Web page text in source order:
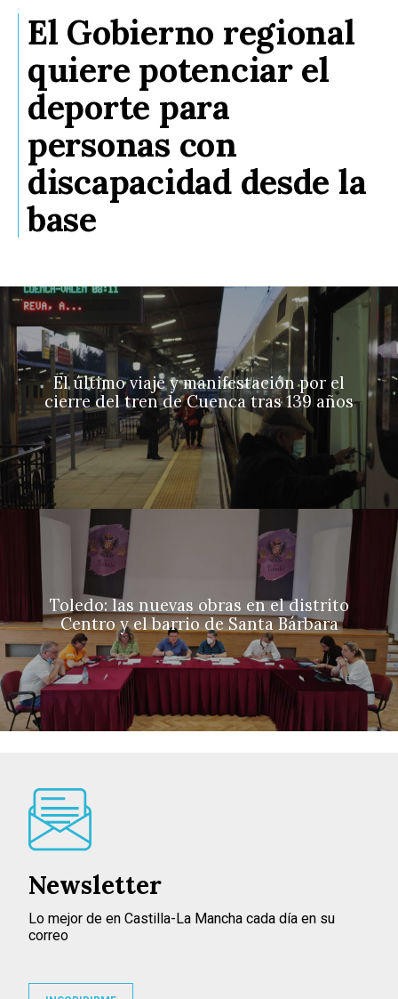
El Gobierno regional
quiere potenciar el
deporte para
personas con
discapacidad desde la
base
El último viaje y manifestación por el
cierre del tren de Cuenca tras 139 años
Toledo: las nuevas obras en el distrito
Centro y el barrio de Santa Bárbara
Newsletter
Lo mejor de en Castilla-La Mancha cada día en su
correo